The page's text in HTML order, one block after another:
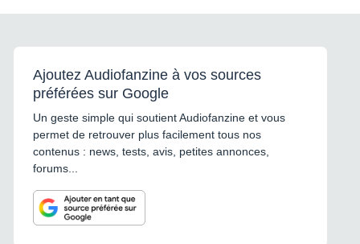
Ajoutez Audiofanzine à vos sources
préférées sur Google
Un geste simple qui soutient Audiofanzine et vous
permet de retrouver plus facilement tous nos
contenus : news, tests, avis, petites annonces,
forums...